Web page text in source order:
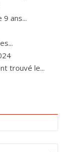
ans...
trouvé le...